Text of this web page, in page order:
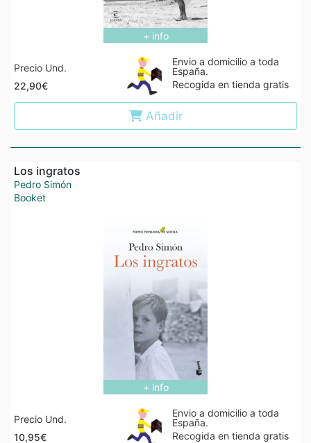
+ info
Precio Und.
22,90€
Envio a domicilio a toda
España.
Recogida en tienda gratis
Añadir
Los ingratos
Pedro Simón
Booket
+ info
Precio Und.
10,95€
Envio a domicilio a toda
España.
Recogida en tienda gratis